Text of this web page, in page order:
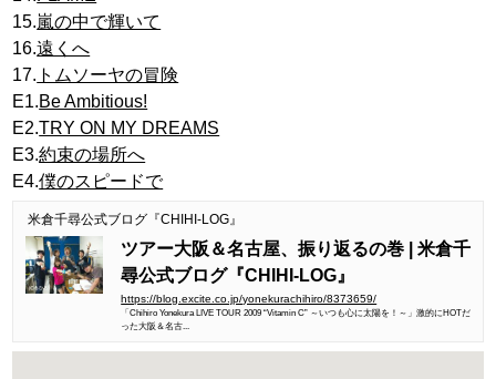
15.嵐の中で輝いて
16.遠くへ
17. トムソーヤの冒険
E1.Be Ambitious!
E2.TRY ON MY DREAMS
E3.約束の場所へ
E4.僕のスピードで
米倉千尋公式ブログ『CHIHI-LOG』
ツアー大阪＆名古屋、振り返るの巻 | 米倉千
尋公式ブログ『CHIHI-LOG』
https://blog.excite.co.jp/yonekurachihiro/8373659/
「Chihiro Yonekura LIVE TOUR 2009 “Vitamin C” ～いつも心に太陽を！～」激的にHOTだ
った大阪＆名古...